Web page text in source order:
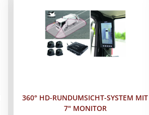
360° HD-RUNDUMSICHT-SYSTEM MIT
7" MONITOR